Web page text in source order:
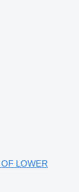
LOWER